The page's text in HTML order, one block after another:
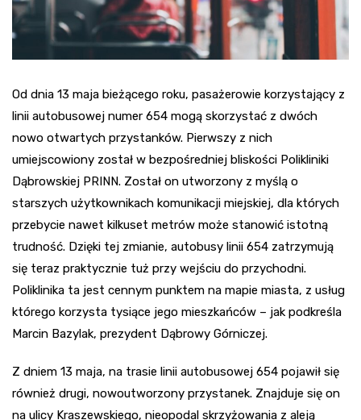
Od dnia 13 maja bieżącego roku, pasażerowie korzystający z
linii autobusowej numer 654 mogą skorzystać z dwóch
nowo otwartych przystanków. Pierwszy z nich
umiejscowiony został w bezpośredniej bliskości Polikliniki
Dąbrowskiej PRINN. Został on utworzony z myślą o
starszych użytkownikach komunikacji miejskiej, dla których
przebycie nawet kilkuset metrów może stanowić istotną
trudność. Dzięki tej zmianie, autobusy linii 654 zatrzymują
się teraz praktycznie tuż przy wejściu do przychodni.
Poliklinika ta jest cennym punktem na mapie miasta, z usług
którego korzysta tysiące jego mieszkańców – jak podkreśla
Marcin Bazylak, prezydent Dąbrowy Górniczej.
Z dniem 13 maja, na trasie linii autobusowej 654 pojawił się
również drugi, nowoutworzony przystanek. Znajduje się on
na ulicy Kraszewskiego, nieopodal skrzyżowania z aleją